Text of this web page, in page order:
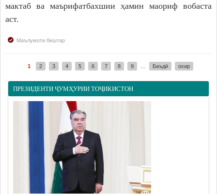
мактаб ва маърифатбахшии ҳамин маориф вобаста
аст.
Маълумоти бештар
1 2 3 4 5 6 7 8 9 Баъдӣ охир
ПРЕЗИДЕНТИ ҶУМҲУРИИ ТОҶИКИСТОН